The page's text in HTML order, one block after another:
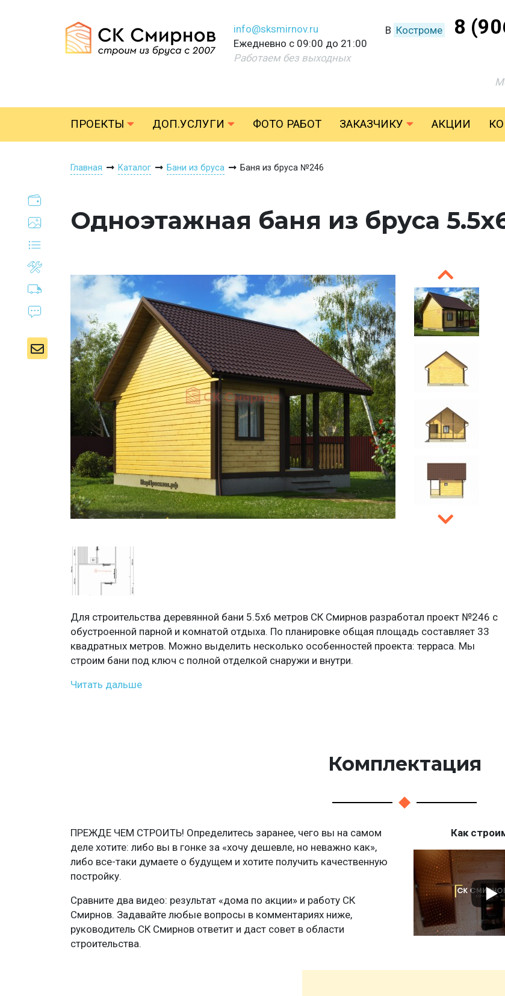
info@sksmirnov.ru
Ежедневно с 09:00 до 21:00
Работаем без выходных
В Костроме 8
ПРОЕКТЫ ДОП.УСЛУГИ ФОТО РАБОТ ЗАКАЗЧИКУ АКЦИИ
Главная Каталог Бани из бруса Баня из бруса №246
Одноэтажная баня из бруса
Для строительства деревянной бани 5.5х6 метров СК Смирнов разработал проект №246 с
обустроенной парной и комнатой отдыха. По планировке общая площадь составляет 33
квадратных метров. Можно выделить несколько особенностей проекта: терраса. Мы
строим бани под ключ с полной отделкой снаружи и внутри.
Читать дальше
Комплектация
ПРЕЖДЕ ЧЕМ СТРОИТЬ! Определитесь заранее, чего вы на самом
деле хотите: либо вы в гонке за «хочу дешевле, но неважно как»,
либо все-таки думаете о будущем и хотите получить качественную
постройку.
Сравните два видео: результат «дома по акции» и работу СК
Смирнов. Задавайте любые вопросы в комментариях ниже,
руководитель СК Смирнов ответит и даст совет в области
строительства.
Как